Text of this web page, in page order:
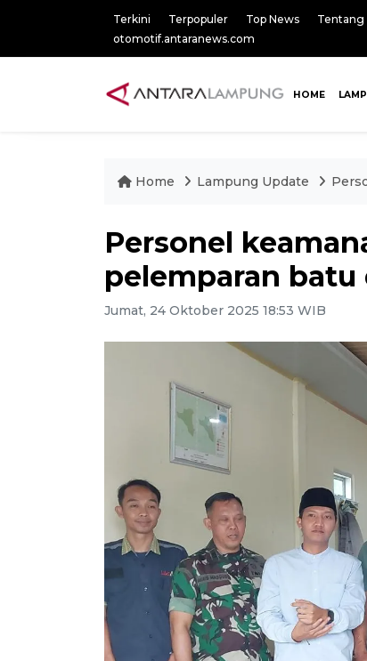
Terkini Terpopuler Top News Tentang
otomotif.antaranews.com
HOME
Home Lampung Update
Personel
pelemparan batu
Jumat, 24 Oktober 2025 18:53 WIB